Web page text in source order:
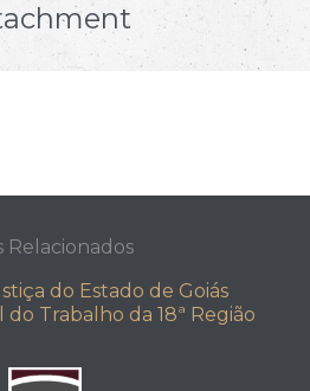
Relacionados
do Estado de Goiás
Trabalho da 18ª Região